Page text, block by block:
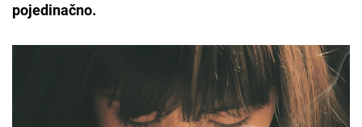
pojedinačno.